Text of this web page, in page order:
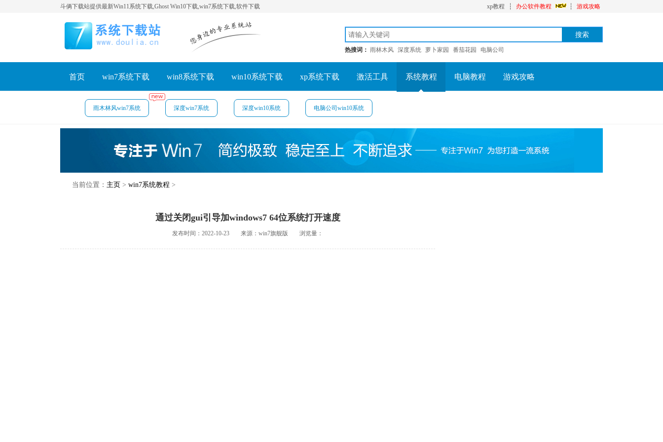
斗俩下载站提供最新Win11系统下载,Ghost Win10下载,win7系统下载,软件下载 xp教程 ┆ 办公软件教程 ┆ 游戏攻略
热搜词： 雨林木风 深度系统 萝卜家园 番茄花园 电脑公司
首页 win7系统下载 win8系统下载 win10系统下载 xp系统下载 激活工具 系统教程 电脑教程 游戏攻略
雨木林风win7系统 深度win7系统 深度win10系统 电脑公司win10系统
当前位置： 主页 > win7系统教程 >
通过关闭gui引导加windows7 64位系统打开速度
发布时间：2022-10-23 来源：win7旗舰版 浏览量：